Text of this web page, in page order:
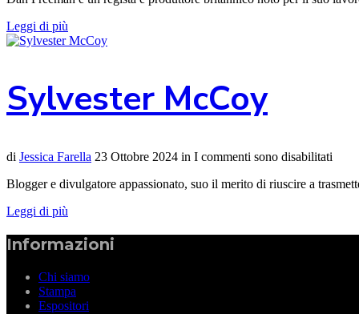
Leggi di più
Sylvester McCoy
di Jessica Farella 23 Ottobre 2024 in I commenti sono disabilitati
Blogger e divulgatore appassionato, suo il merito di riuscire a
Leggi di più
Informazioni
Chi siamo
Stampa
Espositori